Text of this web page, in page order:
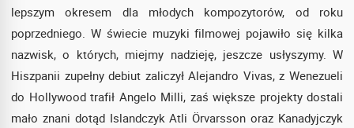
lepszym okresem dla młodych kompozytorów, od roku
poprzedniego. W świecie muzyki filmowej pojawiło się kilka
nazwisk, o których, miejmy nadzieję, jeszcze usłyszymy. W
Hiszpanii zupełny debiut zaliczył Alejandro Vivas, z Wenezueli
do Hollywood trafił Angelo Milli, zaś większe projekty dostali
mało znani dotąd Islandczyk Atli Örvarsson oraz Kanadyjczyk